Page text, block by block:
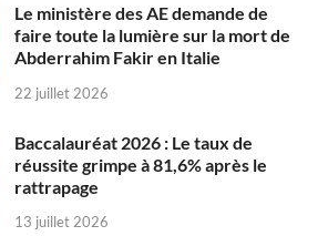
Le ministère des AE demande de
faire toute la lumière sur la mort de
Abderrahim Fakir en Italie
22 juillet 2026
Baccalauréat 2026 : Le taux de
réussite grimpe à 81,6% après le
rattrapage
13 juillet 2026